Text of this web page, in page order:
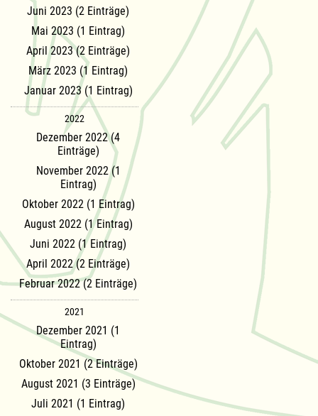
Juni 2023 (2 Einträge)
Mai 2023 (1 Eintrag)
April 2023 (2 Einträge)
März 2023 (1 Eintrag)
Januar 2023 (1 Eintrag)
2022
Dezember 2022 (4
Einträge)
November 2022 (1
Eintrag)
Oktober 2022 (1 Eintrag)
August 2022 (1 Eintrag)
Juni 2022 (1 Eintrag)
April 2022 (2 Einträge)
Februar 2022 (2 Einträge)
2021
Dezember 2021 (1
Eintrag)
Oktober 2021 (2 Einträge)
August 2021 (3 Einträge)
Juli 2021 (1 Eintrag)